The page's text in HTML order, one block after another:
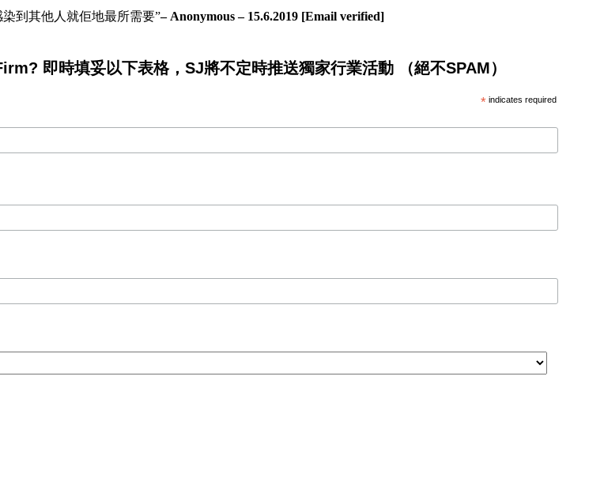
到其他人就佢地最所需要”– Anonymous – 15.6.2019 [Email verified]
即時填妥以下表格，SJ將不定時推送獨家行業活動 （絕不SPAM）
* indicates required